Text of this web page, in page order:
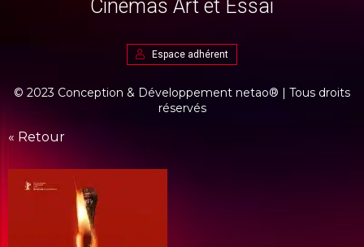
Cinémas Art et Essai
Espace adhérent
© 2023 Conception & Développement netao® | Tous droits
réservés
« Retour